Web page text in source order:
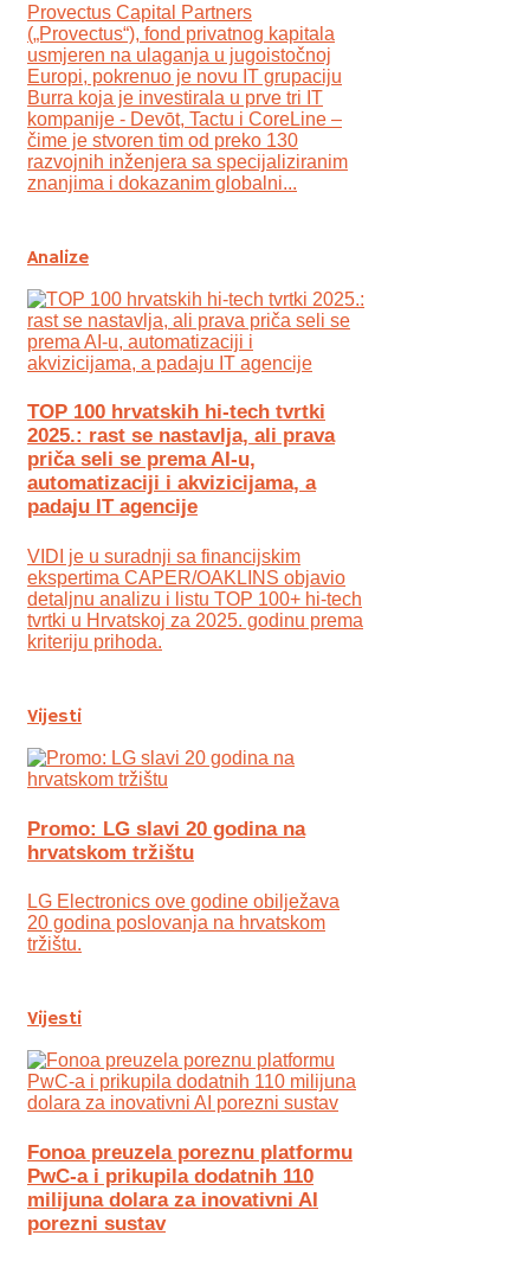
Provectus Capital Partners
(„Provectus“), fond privatnog kapitala
usmjeren na ulaganja u jugoistočnoj
Europi, pokrenuo je novu IT grupaciju
Burra koja je investirala u prve tri IT
kompanije - Devōt, Tactu i CoreLine –
čime je stvoren tim od preko 130
razvojnih inženjera sa specijaliziranim
znanjima i dokazanim globalni...
Analize
TOP 100 hrvatskih hi-tech tvrtki
2025.: rast se nastavlja, ali prava
priča seli se prema AI-u,
automatizaciji i akvizicijama, a
padaju IT agencije
VIDI je u suradnji sa financijskim
ekspertima CAPER/OAKLINS objavio
detaljnu analizu i listu TOP 100+ hi-tech
tvrtki u Hrvatskoj za 2025. godinu prema
kriteriju prihoda.
Vijesti
Promo: LG slavi 20 godina na
hrvatskom tržištu
LG Electronics ove godine obilježava
20 godina poslovanja na hrvatskom
tržištu.
Vijesti
Fonoa preuzela poreznu platformu
PwC-a i prikupila dodatnih 110
milijuna dolara za inovativni AI
porezni sustav